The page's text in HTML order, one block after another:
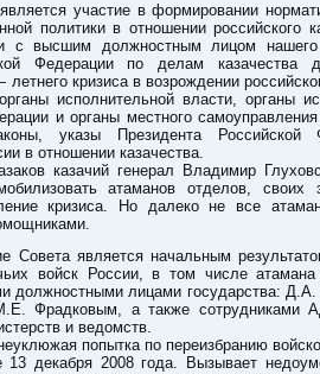
участие в формировании
политики в отношении российского
с высшим должностным лицом нашего
Федерации по делам казачества
кризиса в возрождении
исполнительной власти, органы
и органы местного самоуправления
указы Президента Российской
в отношении казачества.
казачий генерал Владимир
атаманов отделов, своих
кризиса. Но далеко не все
Совета является начальным
войск России, в том числе атамана
должностными лицами государства:
Фрадковым, а также сотрудниками
и ведомств.
попытка по переизбранию
13 декабря 2008 года. Вызывает